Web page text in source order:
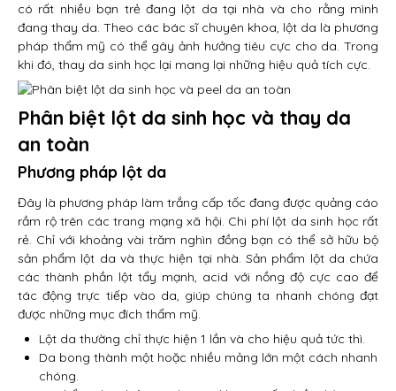
có rất nhiều bạn trẻ đang lột da tại nhà và cho rằng mình
đang thay da. Theo các bác sĩ chuyên khoa, lột da là phương
pháp thẩm mỹ có thể gây ảnh hưởng tiêu cực cho da. Trong
khi đó, thay da sinh học lại mang lại những hiệu quả tích cực.
Phân biệt lột da sinh học và thay da
an toàn
Phương pháp lột da
Đây là phương pháp làm trắng cấp tốc đang được quảng cáo
rầm rộ trên các trang mạng xã hội. Chi phí lột da sinh học rất
rẻ. Chỉ với khoảng vài trăm nghìn đồng bạn có thể sở hữu bộ
sản phẩm lột da và thực hiện tại nhà. Sản phẩm lột da chứa
các thành phần lột tẩy mạnh, acid với nồng độ cực cao để
tác động trực tiếp vào da, giúp chúng ta nhanh chóng đạt
được những mục đích thẩm mỹ.
Lột da thường chỉ thực hiện 1 lần và cho hiệu quả tức thì.
Da bong thành một hoặc nhiều mảng lớn một cách nhanh
chóng.